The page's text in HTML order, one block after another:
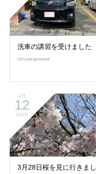
洗車の講習を受けました
Uncategorized
4月
12
2023
3月28日桜を見に行きまし